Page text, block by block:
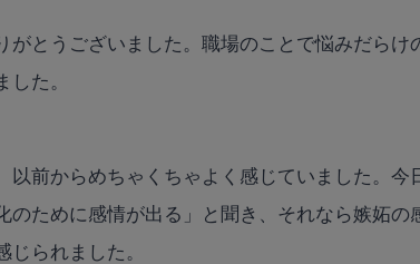
がとうございました。職場のことで悩みだらけ
した。
以前からめちゃくちゃよく感じていました。今
のために感情が出る」と聞き、それなら嫉妬の
じられました。